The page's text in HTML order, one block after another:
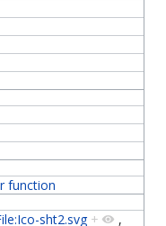
function
sht2.svg +
,